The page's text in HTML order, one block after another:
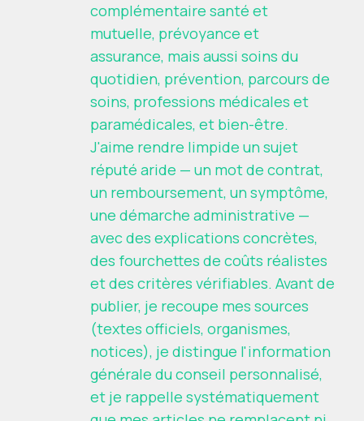
complémentaire santé et
mutuelle, prévoyance et
assurance, mais aussi soins du
quotidien, prévention, parcours de
soins, professions médicales et
paramédicales, et bien-être.
J'aime rendre limpide un sujet
réputé aride — un mot de contrat,
un remboursement, un symptôme,
une démarche administrative —
avec des explications concrètes,
des fourchettes de coûts réalistes
et des critères vérifiables. Avant de
publier, je recoupe mes sources
(textes officiels, organismes,
notices), je distingue l'information
générale du conseil personnalisé,
et je rappelle systématiquement